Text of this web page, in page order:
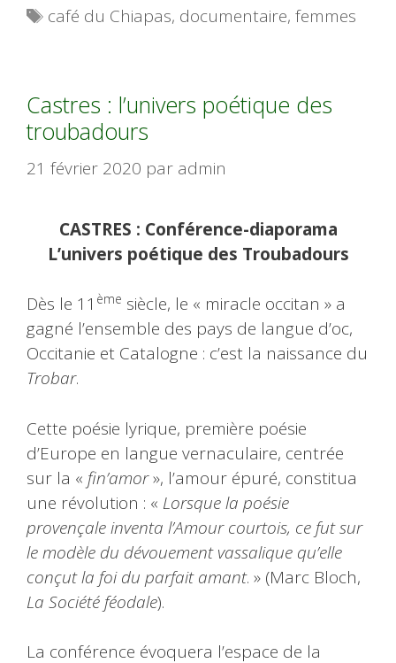
Étiquettes
café du Chiapas, documentaire,femmes
Castres : l’univers poétique des
troubadours
21 février 2020 par admin
CASTRES : Conférence-diaporama
L’univers poétique des Troubadours
Dès le 11 ème siècle, le « miracle occitan » a
gagné l’ensemble des pays de langue d’oc,
Occitanie et Catalogne : c’est la naissance du
Trobar.
Cette poésie lyrique, première poésie
d’Europe en langue vernaculaire, centrée
sur la « fin’amor», l’amour épuré, constitua
une révolution : « Lorsque la poésie
provençale inventa l’Amour courtois, ce fut sur
le modèle du dévouement vassalique qu’elle
conçut la foi du parfait amant. » (Marc Bloch,
La Société féodale).
La conférence évoquera l’espace de la